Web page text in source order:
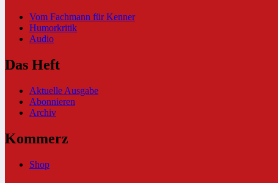
Vom Fachmann für Kenner
Humorkritik
Audio
Das Heft
Aktuelle Ausgabe
Abonnieren
Archiv
Kommerz
Shop